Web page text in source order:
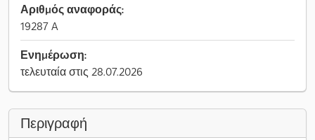
Αριθμός αναφοράς:
19287 A
Ενημέρωση:
τελευταία στις 28.07.2026
Περιγραφή